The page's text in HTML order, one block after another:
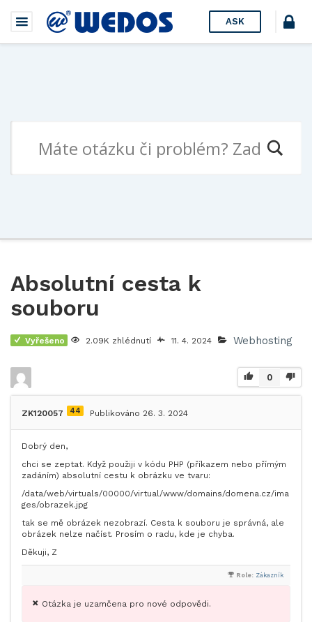
ASK
Absolutní cesta k
souboru
Vyřešeno 2.09K zhlédnutí 11. 4. 2024 Webhosting
0
ZK120057 44 Publikováno 26. 3. 2024
Dobrý den,
chci se zeptat. Když použiji v kódu PHP (příkazem nebo přímým
zadáním) absolutní cestu k obrázku ve tvaru:
/data/web/virtuals/00000/virtual/www/domains/domena.cz/ima
ges/obrazek.jpg
tak se mě obrázek nezobrazí. Cesta k souboru je správná, ale
obrázek nelze načíst. Prosím o radu, kde je chyba.
Děkuji, Z
Role: Zákazník
Otázka je uzamčena pro nové odpovědi.